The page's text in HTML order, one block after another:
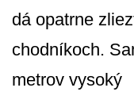
dá opatrne
chodníkoch.
metrov vysoký